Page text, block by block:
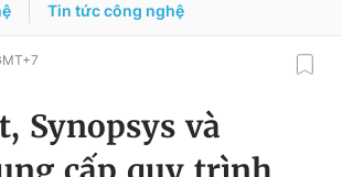
ĐẶT BÁO
Tin tức công nghệ
Synopsys và